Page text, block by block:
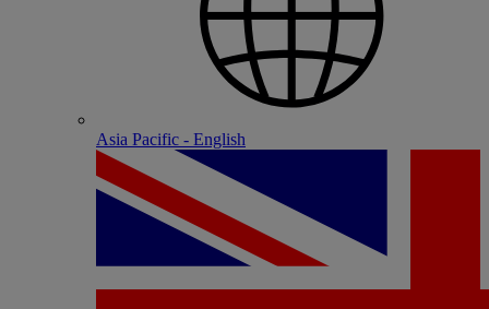
Asia Pacific - English